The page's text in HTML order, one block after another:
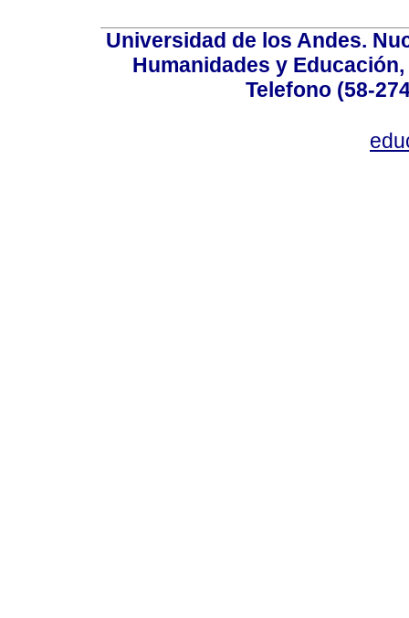
Universidad de los Andes.
Humanidades y
Telefono (58-